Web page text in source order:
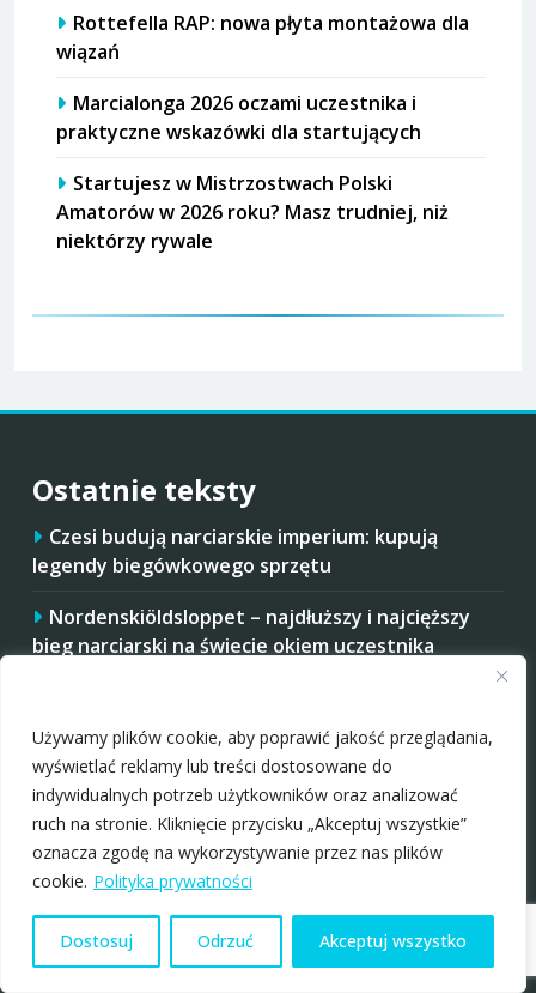
Używamy plików cookie, aby poprawić jakość przeglądania,
wyświetlać reklamy lub treści dostosowane do
indywidualnych potrzeb użytkowników oraz analizować
ruch na stronie. Kliknięcie przycisku „Akceptuj wszystkie”
oznacza zgodę na wykorzystywanie przez nas plików
cookie. Polityka prywatności
Dostosuj Odrzuć Akceptuj wszystko
Rottefella RAP: nowa płyta montażowa dla
wiązań
Marcialonga 2026 oczami uczestnika i
praktyczne wskazówki dla startujących
Startujesz w Mistrzostwach Polski
Amatorów w 2026 roku? Masz trudniej, niż
niektórzy rywale
Ostatnie teksty
Czesi budują narciarskie imperium: kupują
legendy biegówkowego sprzętu
Nordenskiöldsloppet – najdłuższy i najcięższy
bieg narciarski na świecie okiem uczestnika
wiązań
Marcialonga 2026 oczami uczestnika i praktyczne
wskazówki dla startujących
Startujesz w Mistrzostwach Polski Amatorów w
2026 roku? Masz trudniej, niż niektórzy rywale
Na początek